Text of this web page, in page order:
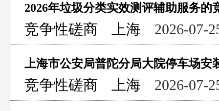
2026年垃圾分类实效测评辅助服务的
竞争性磋商 上海 2026-07-
竞争性磋商 上海 2026-07-